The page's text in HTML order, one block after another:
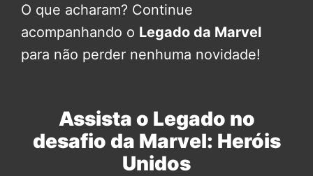
O que acharam? Continue
acompanhando o Legado da Marvel
para não perder nenhuma novidade!
Assista o Legado no
desafio da Marvel: Heróis
Unidos